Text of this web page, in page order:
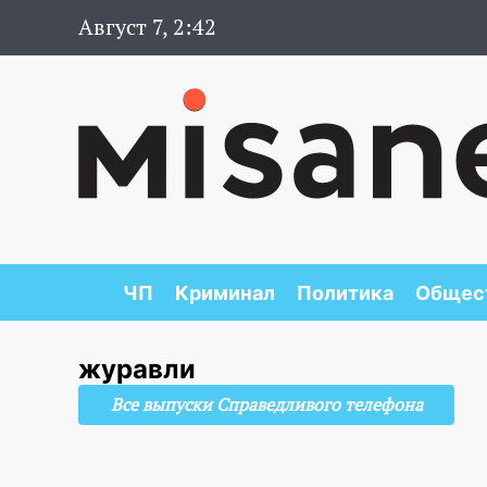
Август 7, 2:42
ЧП Криминал Политика
журавли
Все выпуски Справедливого телефона